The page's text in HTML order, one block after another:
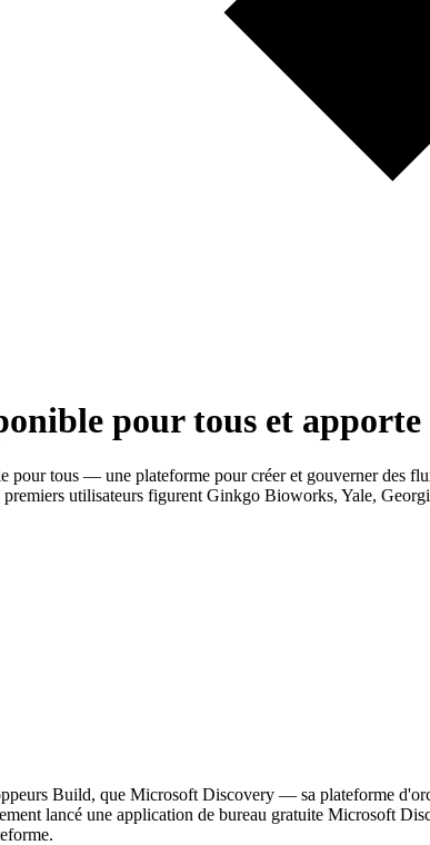
pour tous et
tous — une plateforme pour créer et gouverner des
utilisateurs figurent Ginkgo Bioworks, Yale,
Build, que Microsoft Discovery — sa plateforme
lancé une application de bureau gratuite Microsoft